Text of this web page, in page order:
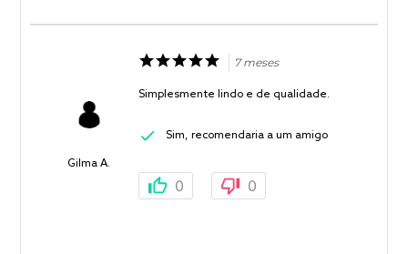
Gilma A.
7 meses
Simplesmente lindo e de qualidade.
Sim, recomendaria a um amigo
0 0